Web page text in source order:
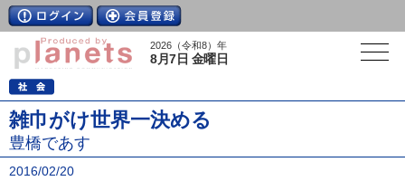
2026（令和8）年
8月7日 金曜日
雑巾がけ世界一決める
豊橋であす
2016/02/20